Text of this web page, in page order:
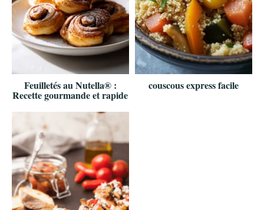
Feuilletés au Nutella® :
Recette gourmande et rapide
couscous express facile